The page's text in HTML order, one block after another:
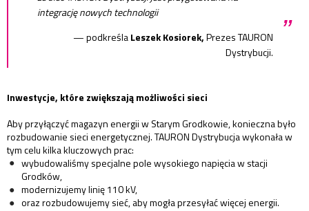
integrację nowych technologii
”
— podkreślaLeszek Kosiorek,Prezes TAURON
Dystrybucji.
Inwestycje, które zwiększają możliwości sieci
Aby przyłączyć magazyn energii w Starym Grodkowie, konieczna było
rozbudowanie sieci energetycznej. TAURON Dystrybucja wykonała w
tym celu kilka kluczowych prac:
wybudowaliśmy specjalne pole wysokiego napięcia w stacji
Grodków,
modernizujemy linię 110 kV,
oraz rozbudowujemy sieć, aby mogła przesyłać więcej energii.